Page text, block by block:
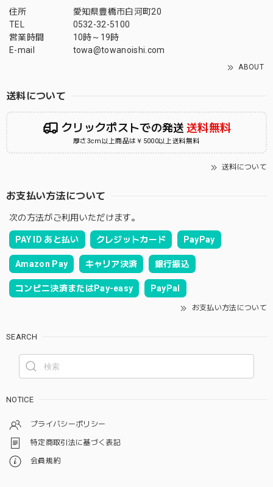
住所
愛知県豊橋市白河町20
TEL
0532-32-5100
営業時間
10時～19時
E-mail
towa@towanoishi.com
ABOUT
送料について
クリックポストでの発送 送料無料
厚さ3cm以上商品は￥5000以上送料無料
送料について
お支払い方法について
次の方法がご利用いただけます。
PAY ID あと払い クレジットカード PayPay
Amazon Pay キャリア決済 銀行振込
コンビニ決済またはPay-easy PayPal
お支払い方法について
SEARCH
NOTICE
プライバシーポリシー
特定商取引法に基づく表記
会員規約